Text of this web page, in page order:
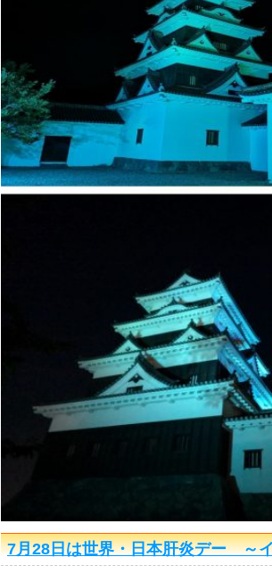
7月28日は世界・日本肝炎デー ～